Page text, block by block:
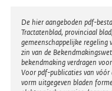
Disclaimer
De hier aangeboden pdf-
Tractatenblad, provinciaal
gemeenschappelijke
zin van de
bekendmaking verdragen
Voor pdf-publicaties van
vorm uitgegeven bladen